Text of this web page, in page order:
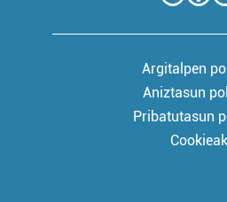
Argitalpen
Aniztasun
Pribatutasun
Cookieak